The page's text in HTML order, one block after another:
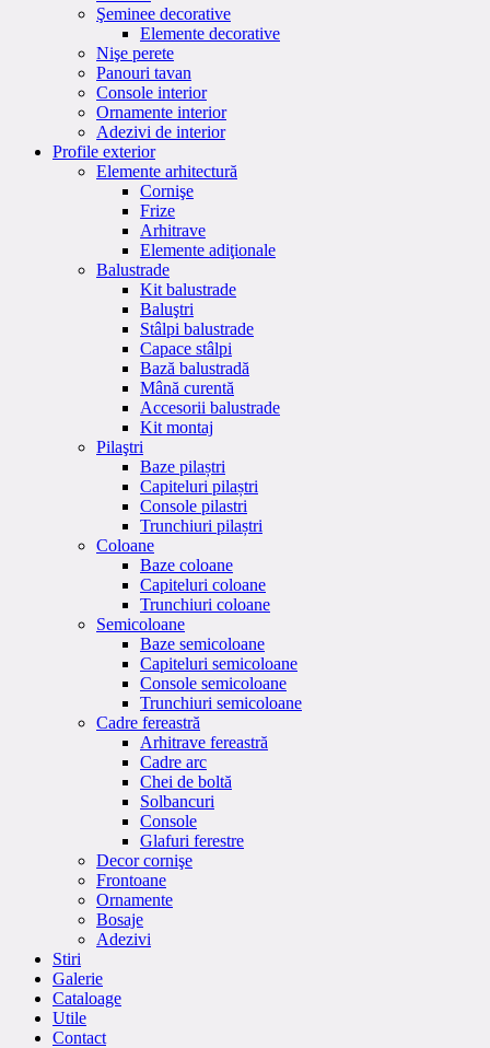
Şeminee decorative
Elemente decorative
Nişe perete
Panouri tavan
Console interior
Ornamente interior
Adezivi de interior
Profile exterior
Elemente arhitectură
Cornişe
Frize
Arhitrave
Elemente adiţionale
Balustrade
Kit balustrade
Baluştri
Stâlpi balustrade
Capace stâlpi
Bază balustradă
Mână curentă
Accesorii balustrade
Kit montaj
Pilaştri
Baze pilaștri
Capiteluri pilaștri
Console pilastri
Trunchiuri pilaștri
Coloane
Baze coloane
Capiteluri coloane
Trunchiuri coloane
Semicoloane
Baze semicoloane
Capiteluri semicoloane
Console semicoloane
Trunchiuri semicoloane
Cadre fereastră
Arhitrave fereastră
Cadre arc
Chei de boltă
Solbancuri
Console
Glafuri ferestre
Decor cornişe
Frontoane
Ornamente
Bosaje
Adezivi
Stiri
Galerie
Cataloage
Utile
Contact